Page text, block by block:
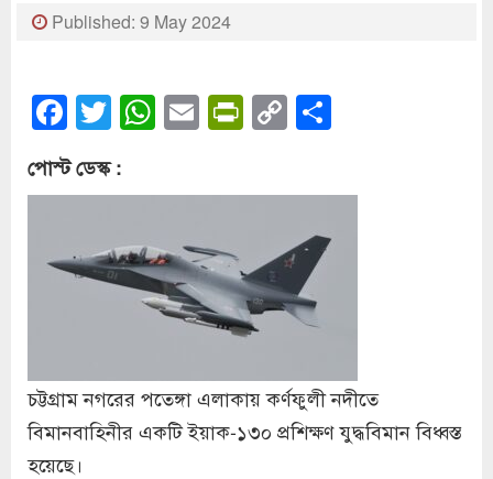
Published: 9 May 2024
Facebook
Twitter
WhatsApp
EmailPrintFriendly
Copy
Link
পোস্ট ডেস্ক :
চট্টগ্রাম নগরের পতেঙ্গা এলাকায় কর্ণফুলী নদীতে
বিমানবাহিনীর একটি ইয়াক-১৩০ প্রশিক্ষণ যুদ্ধবিমান বিধ্বস্ত
হয়েছে।